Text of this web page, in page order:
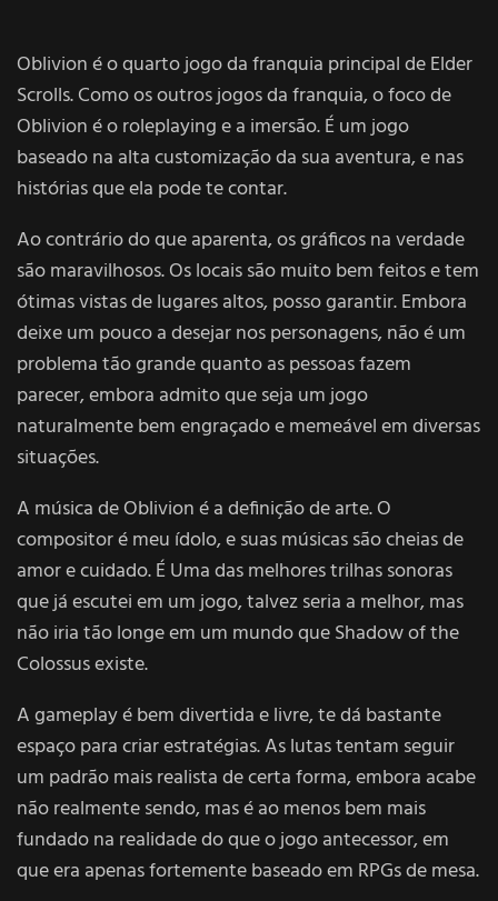
Oblivion é o quarto jogo da franquia principal de Elder
Scrolls. Como os outros jogos da franquia, o foco de
Oblivion é o roleplaying e a imersão. É um jogo
baseado na alta customização da sua aventura, e nas
histórias que ela pode te contar.
Ao contrário do que aparenta, os gráficos na verdade
são maravilhosos. Os locais são muito bem feitos e tem
ótimas vistas de lugares altos, posso garantir. Embora
deixe um pouco a desejar nos personagens, não é um
problema tão grande quanto as pessoas fazem
parecer, embora admito que seja um jogo
naturalmente bem engraçado e memeável em diversas
situações.
A música de Oblivion é a definição de arte. O
compositor é meu ídolo, e suas músicas são cheias de
amor e cuidado. É Uma das melhores trilhas sonoras
que já escutei em um jogo, talvez seria a melhor, mas
não iria tão longe em um mundo que Shadow of the
Colossus existe.
A gameplay é bem divertida e livre, te dá bastante
espaço para criar estratégias. As lutas tentam seguir
um padrão mais realista de certa forma, embora acabe
não realmente sendo, mas é ao menos bem mais
fundado na realidade do que o jogo antecessor, em
que era apenas fortemente baseado em RPGs de mesa.